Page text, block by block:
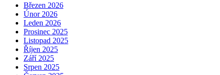
Březen 2026
Únor 2026
Leden 2026
Prosinec 2025
Listopad 2025
Říjen 2025
Září 2025
Srpen 2025